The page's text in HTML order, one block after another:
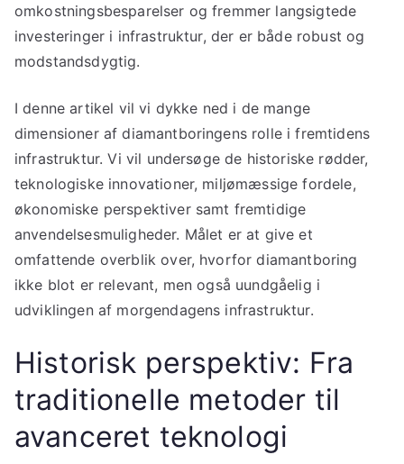
omkostningsbesparelser og fremmer langsigtede
investeringer i infrastruktur, der er både robust og
modstandsdygtig.
I denne artikel vil vi dykke ned i de mange
dimensioner af diamantboringens rolle i fremtidens
infrastruktur. Vi vil undersøge de historiske rødder,
teknologiske innovationer, miljømæssige fordele,
økonomiske perspektiver samt fremtidige
anvendelsesmuligheder. Målet er at give et
omfattende overblik over, hvorfor diamantboring
ikke blot er relevant, men også uundgåelig i
udviklingen af morgendagens infrastruktur.
Historisk perspektiv: Fra
traditionelle metoder til
avanceret teknologi